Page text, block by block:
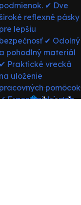
shopu